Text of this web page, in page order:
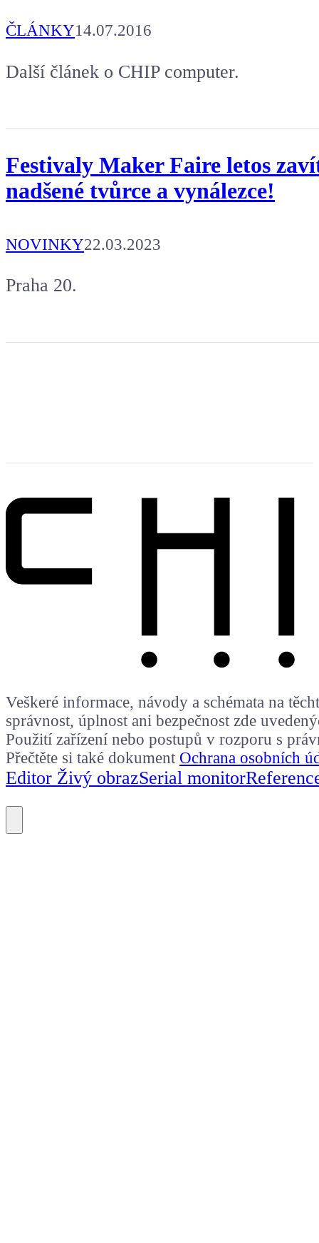
ČLÁNKY14.07.2016
Další článek o CHIP computer.
Festivaly Maker Faire letos
nadšené tvůrce a vynálezce!
NOVINKY22.03.2023
Praha 20.
Veškeré informace, návody a schémata na
správnost, úplnost ani bezpečnost zde
Použití zařízení nebo postupů v rozporu s
Přečtěte si také dokument Ochrana osobních
Editor Živý obrazSerial monitor